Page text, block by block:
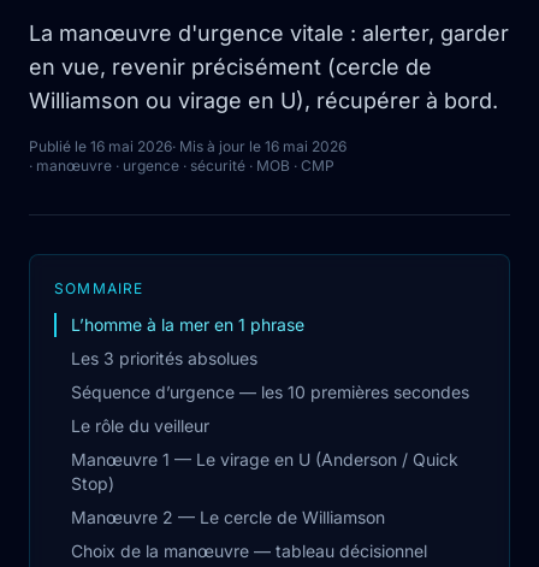
La manœuvre d'urgence vitale : alerter, garder
en vue, revenir précisément (cercle de
Williamson ou virage en U), récupérer à bord.
Publié le 16 mai 2026· Mis à jour le 16 mai 2026
· manœuvre · urgence · sécurité · MOB · CMP
SOMMAIRE
L’homme à la mer en 1 phrase
Les 3 priorités absolues
Séquence d’urgence — les 10 premières secondes
Le rôle du veilleur
Manœuvre 1 — Le virage en U (Anderson / Quick
Stop)
Manœuvre 2 — Le cercle de Williamson
Choix de la manœuvre — tableau décisionnel